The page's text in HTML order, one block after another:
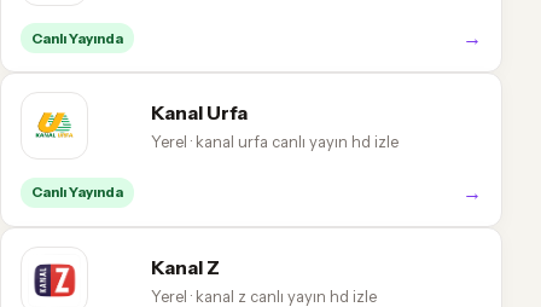
Canlı Yayında →
Kanal Urfa
Yerel · kanal urfa canlı yayın hd izle
Canlı Yayında →
Kanal Z
Yerel · kanal z canlı yayın hd izle